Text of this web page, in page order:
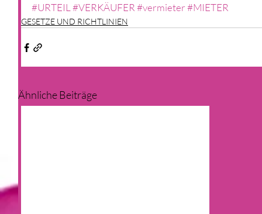
#URTEIL#VERKÄUFER#vermieter#MIETER
GESETZE UND RICHTLINIEN
Ähnliche Beiträge